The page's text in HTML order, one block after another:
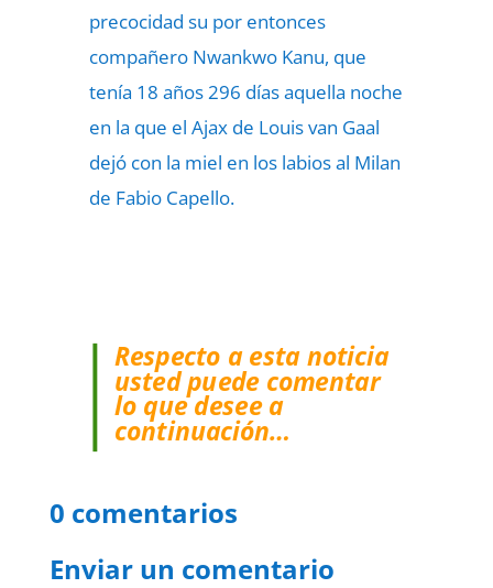
precocidad su por entonces
compañero Nwankwo Kanu, que
tenía 18 años 296 días aquella noche
en la que el Ajax de Louis van Gaal
dejó con la miel en los labios al Milan
de Fabio Capello.
Respecto a esta noticia
usted puede comentar
lo que desee a
continuación…
0 comentarios
Enviar un comentario